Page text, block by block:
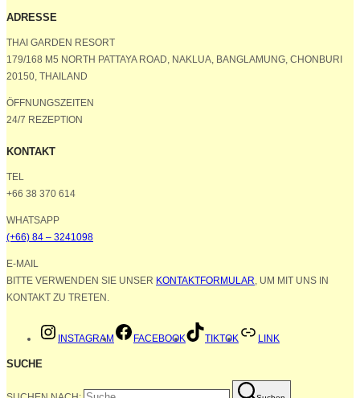
ADRESSE
THAI GARDEN RESORT
179/168 M5 NORTH PATTAYA ROAD, NAKLUA, BANGLAMUNG, CHONBURI
20150, THAILAND
ÖFFNUNGSZEITEN
24/7 REZEPTION
KONTAKT
TEL
+66 38 370 614
WHATSAPP
(+66) 84 – 3241098
E-MAIL
BITTE VERWENDEN SIE UNSER KONTAKTFORMULAR, UM MIT UNS IN
KONTAKT ZU TRETEN.
INSTAGRAM FACEBOOK TIKTOK LINK
SUCHE